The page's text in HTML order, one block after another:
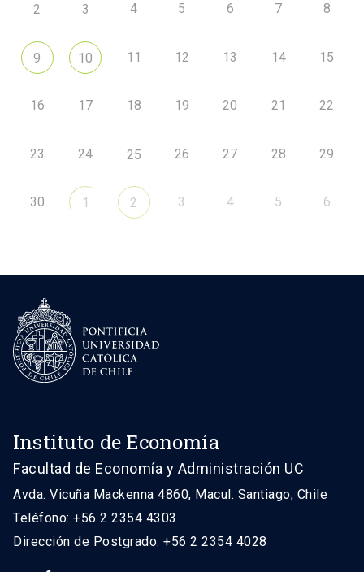
2 3 4 5 6 7 8
9 10 11 12 13 14 15
16 17 18 19 20 21 22
23 24 25 26 27 28 29
30 1 2 3 4 5 6
Instituto de Economía
Facultad de Economía y Administración UC
Avda. Vicuña Mackenna 4860, Macul. Santiago, Chile
Teléfono: +56 2 2354 4303
Dirección de Postgrado: +56 2 2354 4028